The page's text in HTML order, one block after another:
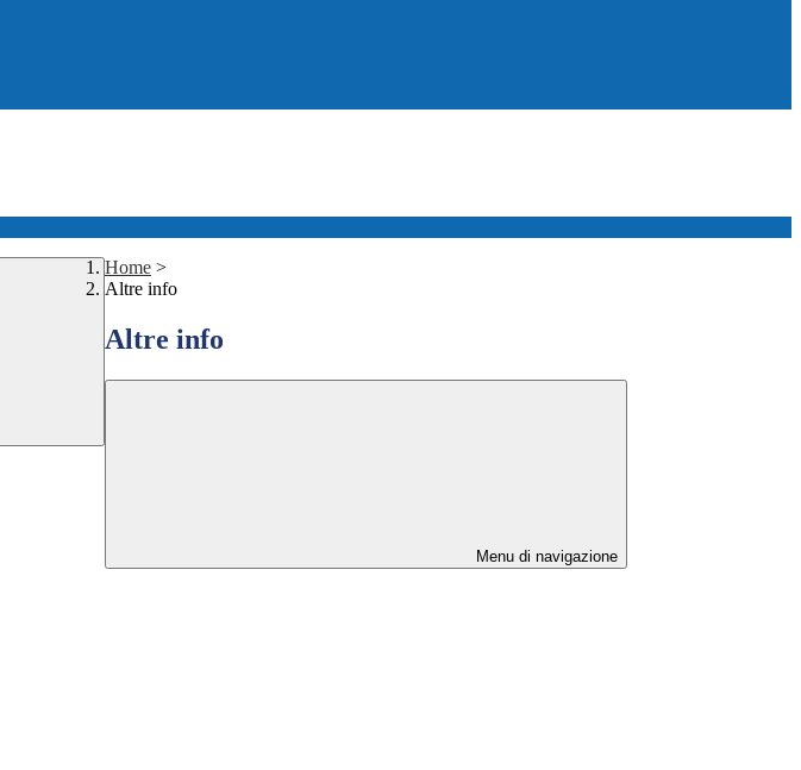
Home >
Altre info
Altre info
Menu di navigazione